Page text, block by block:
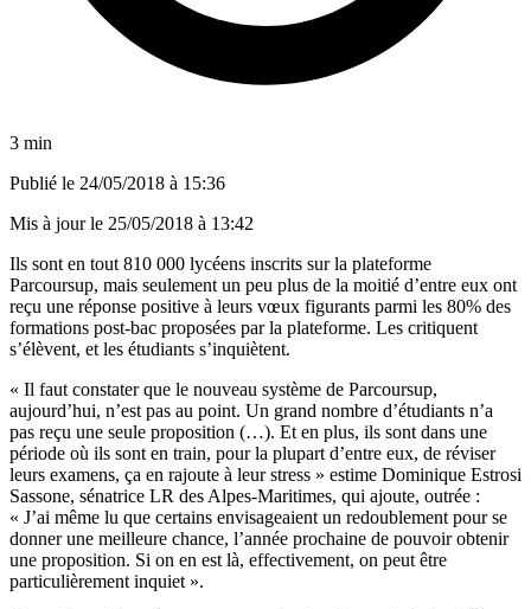
3 min
Publié le 24/05/2018 à 15:36
Mis à jour le 25/05/2018 à 13:42
Ils sont en tout 810 000 lycéens inscrits sur la plateforme
Parcoursup, mais seulement un peu plus de la moitié d’entre eux ont
reçu une réponse positive à leurs vœux figurants parmi les 80% des
formations post-bac proposées par la plateforme. Les critiquent
s’élèvent, et les étudiants s’inquiètent.
« Il faut constater que le nouveau système de Parcoursup,
aujourd’hui, n’est pas au point. Un grand nombre d’étudiants n’a
pas reçu une seule proposition (…). Et en plus, ils sont dans une
période où ils sont en train, pour la plupart d’entre eux, de réviser
leurs examens, ça en rajoute à leur stress » estime Dominique Estrosi
Sassone, sénatrice LR des Alpes-Maritimes, qui ajoute, outrée :
« J’ai même lu que certains envisageaient un redoublement pour se
donner une meilleure chance, l’année prochaine de pouvoir obtenir
une proposition. Si on en est là, effectivement, on peut être
particulièrement inquiet ».